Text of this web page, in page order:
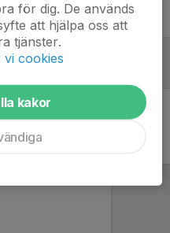
för dig. De används
att hjälpa oss att
tjänster.
vi cookies
kakor